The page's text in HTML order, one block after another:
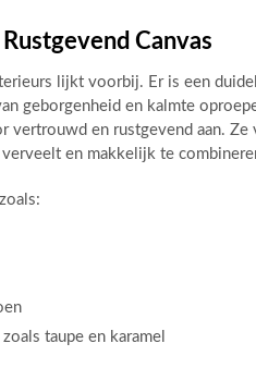
Canvas
lijkt voorbij. Er is een
geborgenheid en kalmte
vertrouwd en rustgevend aan.
en makkelijk te
taupe en karamel